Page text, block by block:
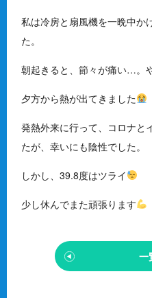
私は冷房と扇風機を一晩中か
た。
朝起きると、節々が痛い…。
夕方から熱が出てきました
発熱外来に行って、コロナと
たが、幸いにも陰性でした。
しかし、39.8度はツライ
少し休んでまた頑張ります
一